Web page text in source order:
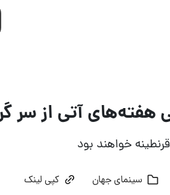
سینمای جهان کپی لینک